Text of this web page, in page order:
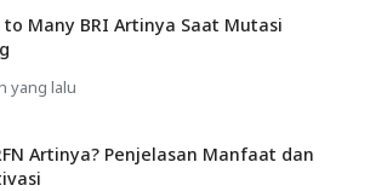
to Many BRI Artinya Saat Mutasi
yang lalu
Artinya? Penjelasan Manfaat dan